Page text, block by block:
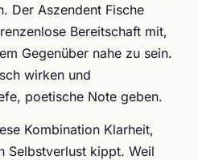
Der Aszendent Fische
Bereitschaft mit,
Gegenüber nahe zu sein.
wirken und
poetische Note geben.
Kombination Klarheit,
Selbstverlust kippt. Weil